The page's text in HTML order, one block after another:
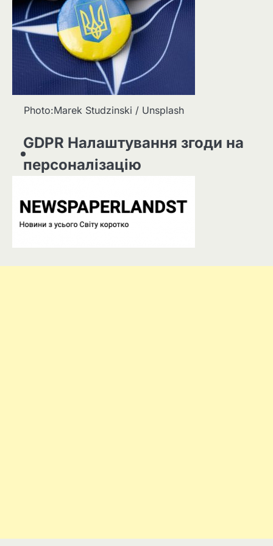
Photo:Marek Studzinski / Unsplash
GDPR Налаштування згоди на
персоналізацію